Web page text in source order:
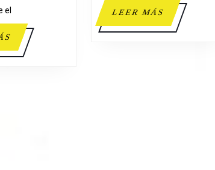
el
LEER
MÁS
LEER MÁSLEER
MÁS